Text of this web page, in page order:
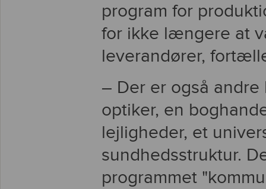
program for
for ikke længere at
leverandører,
– Der er også
optiker, en
lejligheder, et
sundhedsstruktur.
programmet